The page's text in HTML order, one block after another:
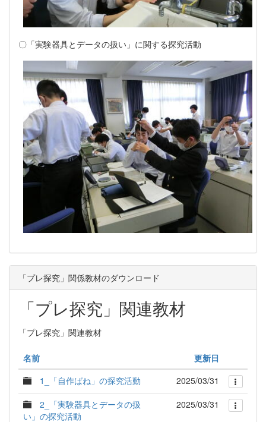
〇「実験器具とデータの扱い」に関する探究活動
「プレ探究」関係教材のダウンロード
「プレ探究」関連教材
「プレ探究」関連教材
名前
更新日
1_「自作ばね」の探究活動
2025/03/31
2_「実験器具とデータの扱
い」の探究活動
2025/03/31